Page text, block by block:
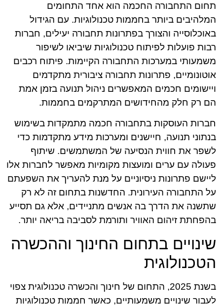
תחום התחבורה החכמה הוא אחד התחומים
המלהיבים ביותר בחממות טכנולוגיות. עם הגידול
באוכלוסייה והצורך בפתרונות תחבורה יעילים, חברות
רבות פועלות לפיתוח טכנולוגיות שיביאו לשיפור
משמעותי במערכות התחבורה הקיימות. פיתוח רכבים
אוטונומיים, פתרונות תחבורה ציבורית מתקדמים
ויישומים חכמים המאפשרים ניהול תנועה בזמן אמת
הם רק חלק מהחידושים המתרקמים בחממות.
חברות העוסקות בתחבורה חכמה מתמקדות בשימוש
בנתוני תנועה, חיישנים ומערכות מידע מתקדמות כדי
לשפר את חווית הנסיעה של המשתמשים. שיתוף
פעולה עם ערים ומועצות מקומיות מאפשר לחברות אלו
ליישם פתרונות ניסיוניים על מנת להעריך את השפעתם
על התחבורה העירונית. החדשנות בתחום זה לא רק
שתשנה את הדרך בה אנשים מתניידים, אלא גם תסייע
בהפחתת זיהום האוויר ותורמת לסביבה בריאה יותר.
שינויים בתחום החינוך וההכשרה
הטכנולוגית
בשנת 2025, התחום של חינוך והכשרה טכנולוגית צפוי
לעבור שינויים משמעותיים, כאשר חממות טכנולוגיות